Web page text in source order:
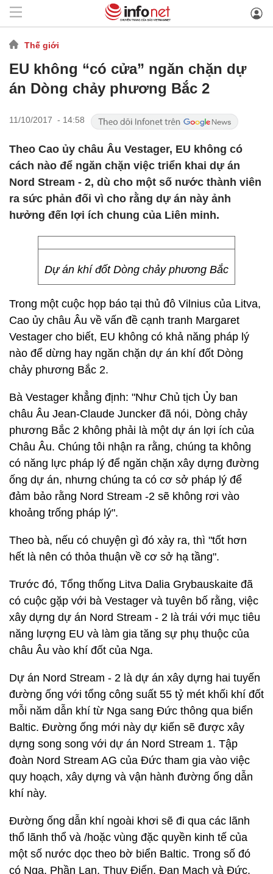
Thế giới
EU không “có cửa” ngăn chặn dự
án Dòng chảy phương Bắc 2
11/10/2017 - 14:58
Theo Cao ủy châu Âu Vestager, EU không có
cách nào để ngăn chặn việc triển khai dự án
Nord Stream - 2, dù cho một số nước thành viên
ra sức phản đối vì cho rằng dự án này ảnh
hưởng đến lợi ích chung của Liên minh.
Dự án khí đốt Dòng chảy phương Bắc
Trong một cuộc họp báo tại thủ đô Vilnius của Litva,
Cao ủy châu Âu về vấn đề cạnh tranh Margaret
Vestager cho biết, EU không có khả năng pháp lý
nào để dừng hay ngăn chặn dự án khí đốt Dòng
chảy phương Bắc 2.
Bà Vestager khẳng định: "Như Chủ tịch Ủy ban
châu Âu Jean-Claude Juncker đã nói, Dòng chảy
phương Bắc 2 không phải là một dự án lợi ích của
Châu Âu. Chúng tôi nhận ra rằng, chúng ta không
có năng lực pháp lý để ngăn chặn xây dựng đường
ống dự án, nhưng chúng ta có cơ sở pháp lý để
đảm bảo rằng Nord Stream -2 sẽ không rơi vào
khoảng trống pháp lý".
Theo bà, nếu có chuyện gì đó xảy ra, thì "tốt hơn
hết là nên có thỏa thuận về cơ sở hạ tầng".
Trước đó, Tổng thống Litva Dalia Grybauskaite đã
có cuộc gặp với bà Vestager và tuyên bố rằng, việc
xây dựng dự án Nord Stream - 2 là trái với mục tiêu
năng lượng EU và làm gia tăng sự phụ thuộc của
châu Âu vào khí đốt của Nga.
Dự án Nord Stream - 2 là dự án xây dựng hai tuyến
đường ống với tổng công suất 55 tỷ mét khối khí đốt
mỗi năm dẫn khí từ Nga sang Đức thông qua biển
Baltic. Đường ống mới này dự kiến sẽ được xây
dựng song song với dự án Nord Stream 1. Tập
đoàn Nord Stream AG của Đức tham gia vào việc
quy hoạch, xây dựng và vận hành đường ống dẫn
khí này.
Đường ống dẫn khí ngoài khơi sẽ đi qua các lãnh
thổ lãnh thổ và /hoặc vùng đặc quyền kinh tế của
một số nước dọc theo bờ biển Baltic. Trong số đó
có Nga, Phần Lan, Thụy Điển, Đan Mạch và Đức.